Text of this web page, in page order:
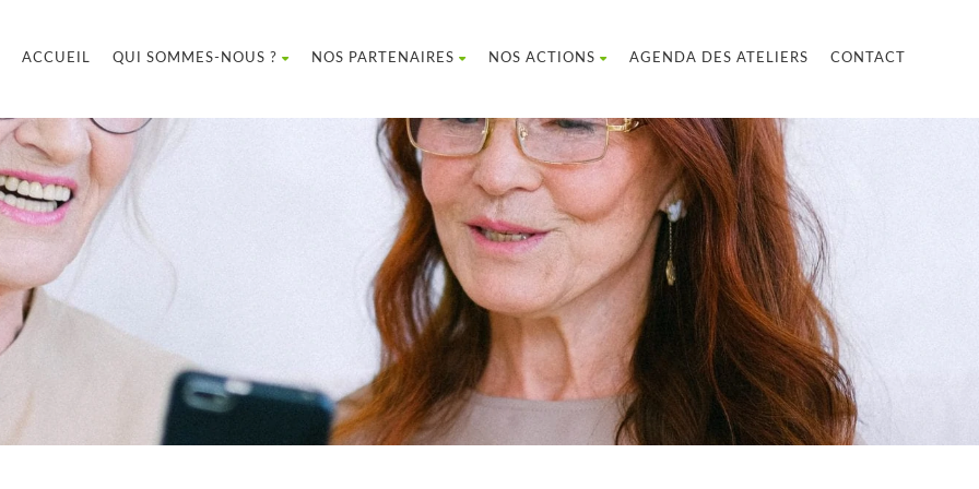
ACCUEIL QUI SOMMES-NOUS ? NOS PARTENAIRES NOS ACTIONS AGENDA DES ATELIERS CONTACT